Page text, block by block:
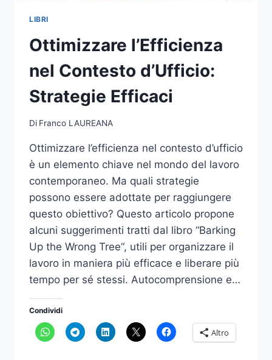
LIBRI
Ottimizzare l’Efficienza
nel Contesto d’Ufficio:
Strategie Efficaci
Di Franco LAUREANA
Ottimizzare l’efficienza nel contesto d’ufficio
è un elemento chiave nel mondo del lavoro
contemporaneo. Ma quali strategie
possono essere adottate per raggiungere
questo obiettivo? Questo articolo propone
alcuni suggerimenti tratti dal libro “Barking
Up the Wrong Tree“, utili per organizzare il
lavoro in maniera più efficace e liberare più
tempo per sé stessi. Autocomprensione e…
Condividi
Altro